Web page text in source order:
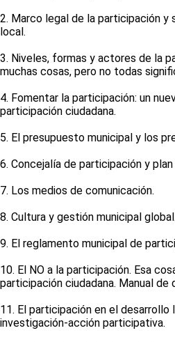
2. Marco legal de la participación y
local.
3. Niveles, formas y actores de la
muchas cosas, pero no todas
4. Fomentar la participación: un
participación ciudadana.
5. El presupuesto municipal y los
6. Concejalía de participación y
7. Los medios de comunicación.
8. Cultura y gestión municipal global.
9. El reglamento municipal de
10. El NO a la participación. Esa
participación ciudadana. Manual de
11. El participación en el desarrollo
investigación-acción participativa.